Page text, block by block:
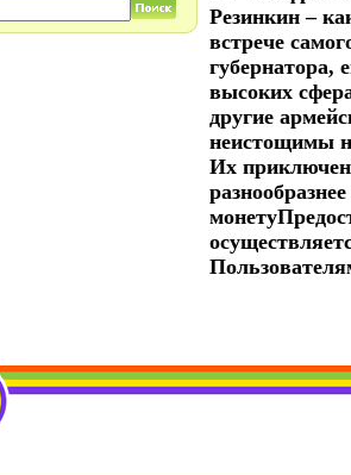
Резинкин –
встрече
губернатора,
высоких
другие
неистощимы
Их